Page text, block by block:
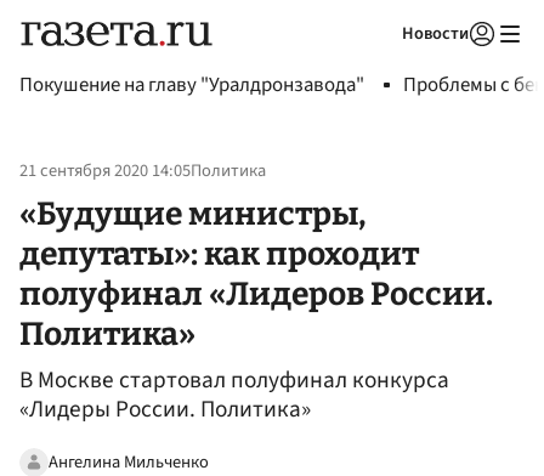
Новости
Покушение на главу "Уралдронзавода" Проблемы с
21 сентября 2020 14:05Политика
«Будущие министры,
депутаты»: как проходит
полуфинал «Лидеров России.
Политика»
В Москве стартовал полуфинал конкурса
«Лидеры России. Политика»
Ангелина Мильченко